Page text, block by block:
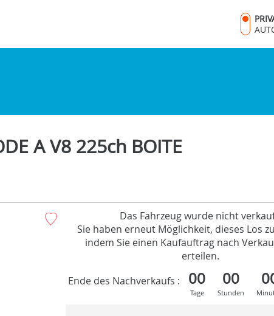
A V8 225ch BOITE
Das Fahrzeug wurde nicht
Sie haben erneut Möglichkeit, dieses Los
indem Sie einen Kaufauftrag nach
erteilen.
Ende des Nachverkaufs :
00
Tage
00
Stunden